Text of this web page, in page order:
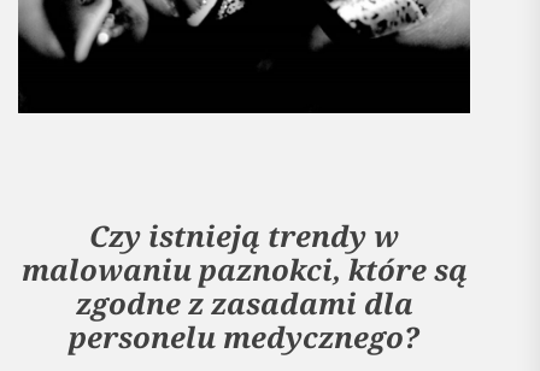
Czy istnieją trendy w
malowaniu paznokci, które są
zgodne z zasadami dla
personelu medycznego?